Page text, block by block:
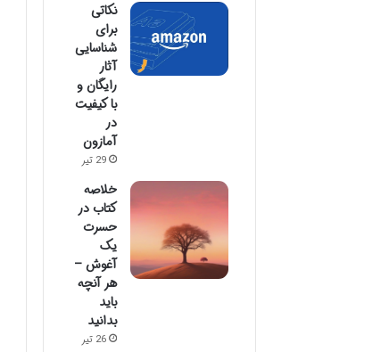
نکاتی
برای
شناسایی
آثار
رایگان و
با کیفیت
در
آمازون
29 تیر
خلاصه
کتاب در
حسرت
یک
آغوش –
هر آنچه
باید
بدانید
26 تیر